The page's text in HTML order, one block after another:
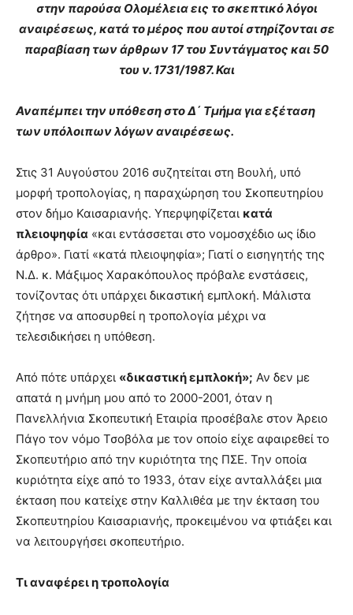
στην παρούσα Ολομέλεια εις το σκεπτικό λόγοι
αναιρέσεως, κατά το μέρος που αυτοί στηρίζονται σε
παραβίαση των άρθρων 17 του Συντάγματος και 50
του ν. 1731/1987. Και
Αναπέμπει την υπόθεση στο Δ΄ Τμήμα για εξέταση
των υπόλοιπων λόγων αναιρέσεως.
Στις 31 Αυγούστου 2016 συζητείται στη Βουλή, υπό
μορφή τροπολογίας, η παραχώρηση του Σκοπευτηρίου
στον δήμο Καισαριανής. Υπερψηφίζεται κατά
πλειοψηφία «και εντάσσεται στο νομοσχέδιο ως ίδιο
άρθρο». Γιατί «κατά πλειοψηφία»; Γιατί ο εισηγητής της
Ν.Δ. κ. Μάξιμος Χαρακόπουλος πρόβαλε ενστάσεις,
τονίζοντας ότι υπάρχει δικαστική εμπλοκή. Μάλιστα
ζήτησε να αποσυρθεί η τροπολογία μέχρι να
τελεσιδικήσει η υπόθεση.
Από πότε υπάρχει «δικαστική εμπλοκή»; Αν δεν με
απατά η μνήμη μου από το 2000-2001, όταν η
Πανελλήνια Σκοπευτική Εταιρία προσέβαλε στον Άρειο
Πάγο τον νόμο Τσοβόλα με τον οποίο είχε αφαιρεθεί το
Σκοπευτήριο από την κυριότητα της ΠΣΕ. Την οποία
κυριότητα είχε από το 1933, όταν είχε ανταλλάξει μια
έκταση που κατείχε στην Καλλιθέα με την έκταση του
Σκοπευτηρίου Καισαριανής, προκειμένου να φτιάξει και
να λειτουργήσει σκοπευτήριο.
Τι αναφέρει η τροπολογία